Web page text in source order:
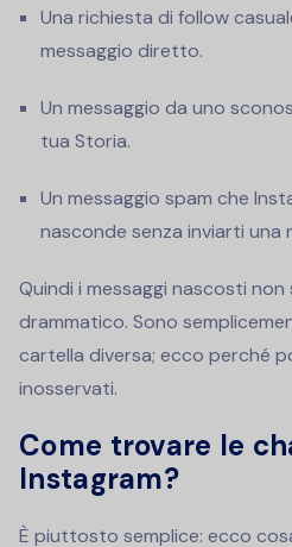
Una richiesta di follow
messaggio diretto.
Un messaggio da uno
tua Storia.
Un messaggio spam che
nasconde senza inviarti una
Quindi i messaggi nascosti non
drammatico. Sono
cartella diversa; ecco perché
inosservati.
Come trovare le
Instagram?
È piuttosto semplice: ecco